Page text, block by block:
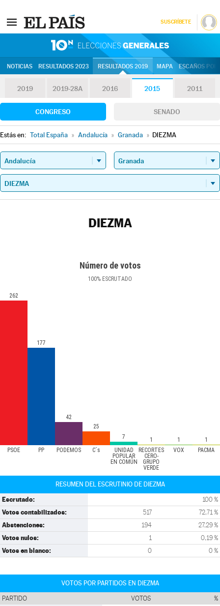
SUSCRÍBETE
NOTICIAS RESULTADOS 2023 RESULTADOS 2019 MAPA ESCAÑOS
2019 2019-28A 2016 2015 2011
CONGRESO SENADO
Estás en: Total España » Andalucía » Granada » DIEZMA
DIEZMA
Número de votos
100% ESCRUTADO
PSOE PP PODEMOS C´s
UNIDAD
POPULAR
EN COMÚN
RECORTES
CERO-
GRUPO
VERDE
VOX PACMA
262
177
42
25
7
1 1 1
RESUMEN DEL ESCRUTINIO DE DIEZMA
Escrutado: 100 %
Votos contabilizados: 517 72,71 %
Abstenciones: 194 27,29 %
Votos nulos: 1 0,19 %
Votos en blanco: 0 0 %
VOTOS POR PARTIDOS EN DIEZMA
PARTIDO VOTOS %